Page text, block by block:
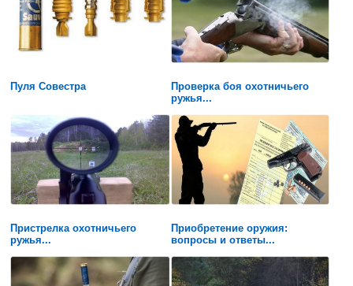
Пуля Совестра
Проверка боя охотничьего
ружья...
Пристрелка охотничьего
ружья...
Приобретение оружия:
вопросы и ответы...